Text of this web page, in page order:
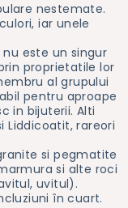
nestemate.
iar unele
este un singur
proprietatile lor
al grupului
pentru aproape
in bijuterii. Alti
Liddicoatit, rareori
si pegmatite
si alte roci
uvitul).
în cuart.